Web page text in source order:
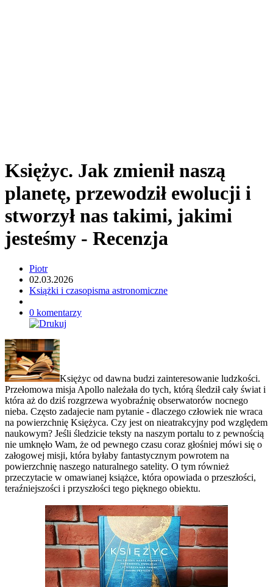
Księżyc. Jak zmienił naszą
planetę, przewodził ewolucji i
stworzył nas takimi, jakimi
jesteśmy - Recenzja
Piotr
02.03.2026
Książki i czasopisma astronomiczne
0 komentarzy
Księżyc od dawna budzi zainteresowanie ludzkości.
Przełomowa misja Apollo należała do tych, którą śledził cały świat i
która aż do dziś rozgrzewa wyobraźnię obserwatorów nocnego
nieba. Często zadajecie nam pytanie - dlaczego człowiek nie wraca
na powierzchnię Księżyca. Czy jest on nieatrakcyjny pod względem
naukowym? Jeśli śledzicie teksty na naszym portalu to z pewnością
nie umknęło Wam, że od pewnego czasu coraz głośniej mówi się o
załogowej misji, która byłaby fantastycznym powrotem na
powierzchnię naszego naturalnego satelity. O tym również
przeczytacie w omawianej książce, która opowiada o przeszłości,
teraźniejszości i przyszłości tego pięknego obiektu.